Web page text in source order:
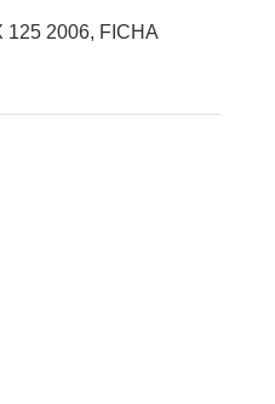
125 2006, FICHA